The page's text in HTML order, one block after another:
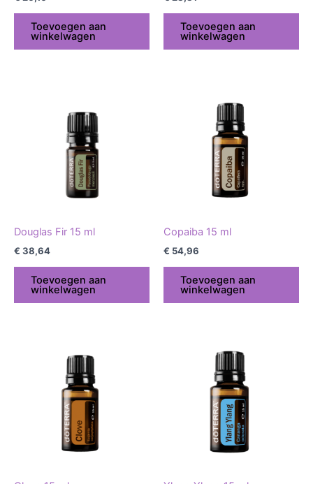
Toevoegen aan
winkelwagen
Toevoegen aan
winkelwagen
Douglas Fir 15 ml
€ 38,64
Toevoegen aan
winkelwagen
Copaiba 15 ml
€ 54,96
Toevoegen aan
winkelwagen